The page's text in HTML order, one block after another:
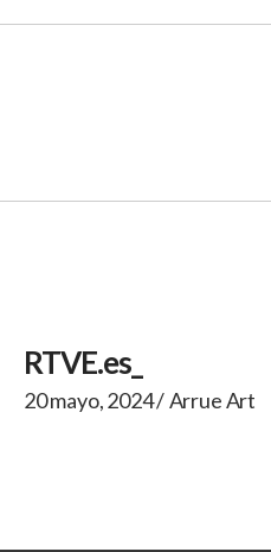
RTVE.es_
20 mayo, 2024 Arrue Art